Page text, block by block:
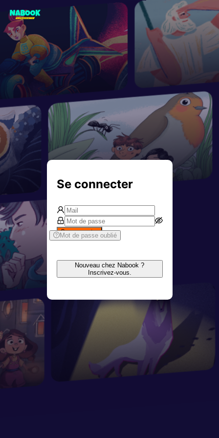
Se connecter
Se connecter
Mot de passe oublié
Nouveau chez Nabook ?
Inscrivez-vous.